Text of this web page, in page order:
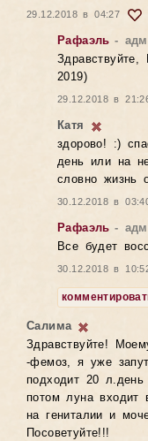
29.12.2018 в 04:27
Рафаэль -
2019)
29.12.2018 в
Катя
здорово! :)
день или на
словно жизнь
30.12.2018 в
Рафаэль -
Все будет
30.12.2018 в
Салима
Здравствуйте!
-фемоз, я уже
подходит 20
потом луна входит
на гениталии и
Посоветуйте!!!